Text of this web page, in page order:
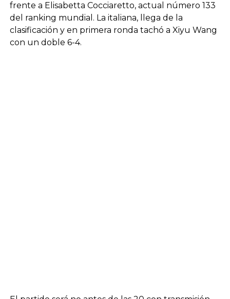
frente a Elisabetta Cocciaretto, actual número 133
del ranking mundial. La italiana, llega de la
clasificación y en primera ronda tachó a Xiyu Wang
con un doble 6-4.